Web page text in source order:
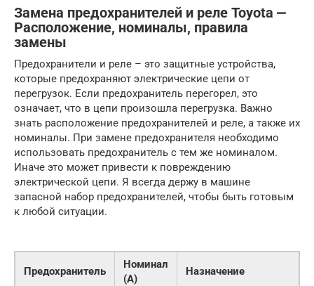
Замена предохранителей и реле Toyota ⎼
Расположение, номиналы, правила
замены
Предохранители и реле – это защитные устройства,
которые предохраняют электрические цепи от
перегрузок. Если предохранитель перегорел, это
означает, что в цепи произошла перегрузка. Важно
знать расположение предохранителей и реле, а также их
номиналы. При замене предохранителя необходимо
использовать предохранитель с тем же номиналом.
Иначе это может привести к повреждению
электрической цепи. Я всегда держу в машине
запасной набор предохранителей, чтобы быть готовым
к любой ситуации.
Предохранитель
Номинал
(А)
Назначение